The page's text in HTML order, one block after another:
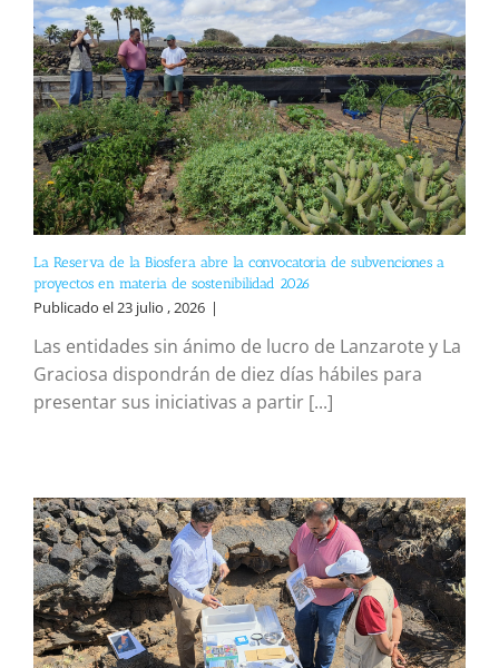
La Reserva de la Biosfera abre la convocatoria de subvenciones a
proyectos en materia de sostenibilidad 2026
Publicado el 23 julio , 2026 |
Las entidades sin ánimo de lucro de Lanzarote y La
Graciosa dispondrán de diez días hábiles para
presentar sus iniciativas a partir [...]